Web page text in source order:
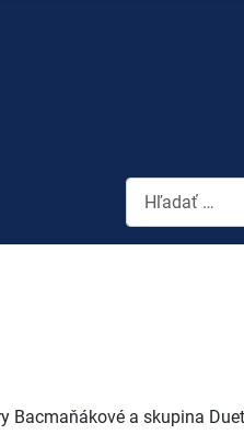
Vyhľadávanie
a skupina